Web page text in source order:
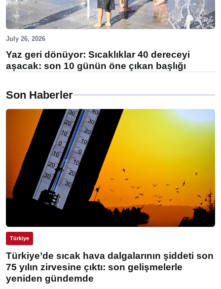
July 26, 2026
Yaz geri dönüyor: Sıcaklıklar 40 dereceyi
aşacak: son 10 günün öne çıkan başlığı
Son Haberler
Türkiye
Türkiye’de sıcak hava dalgalarının şiddeti son
75 yılın zirvesine çıktı: son gelişmelerle
yeniden gündemde